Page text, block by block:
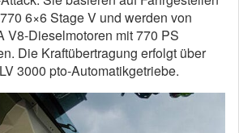
6×6 Stage V und werden von
V8-Dieselmotoren mit 770 PS
Die Kraftübertragung erfolgt über
3000 pto-Automatikgetriebe.